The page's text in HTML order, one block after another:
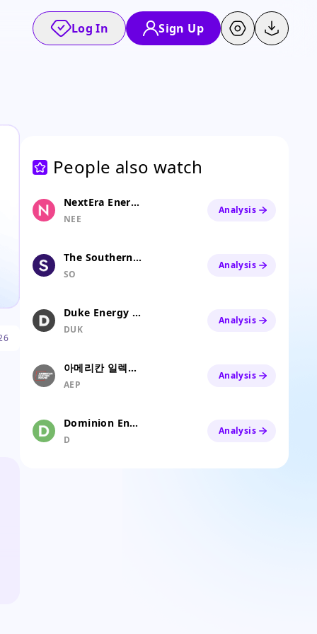
Log In Sign Up
People also watch
NextEra Energy, Inc.
NEE
Analysis
The Southern Company
SO
Analysis
Duke Energy Corporation
DUK
Analysis
아메리칸 일렉트릭 파워
AEP
Analysis
Dominion Energy, Inc Common Stock
D
Analysis